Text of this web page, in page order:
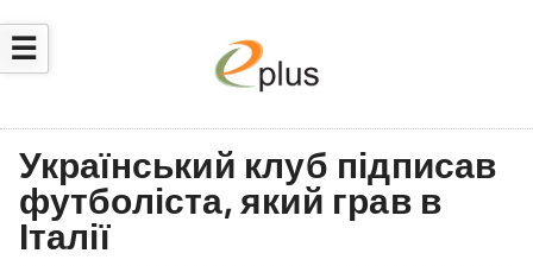
☰
Український клуб підписав
футболіста, який грав в
Італії